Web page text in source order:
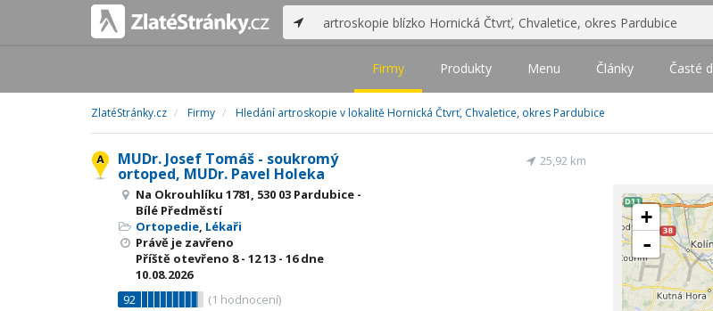
Firmy Produkty Menu Články Časté
ZlatéStránky.cz Firmy Hledání artroskopie v lokalitě Hornická Čtvrť, Chvaletice, okres Pardubice
MUDr. Josef Tomáš - soukromý
ortoped, MUDr. Pavel Holeka
Na Okrouhlíku 1781, 530 03 Pardubice -
Bílé Předměstí
Ortopedie, Lékaři
Právě je zavřeno
Příště otevřeno 8 - 1213 - 16dne
10.08.2026
92
(1 hodnocení)
25,92 km
+
-